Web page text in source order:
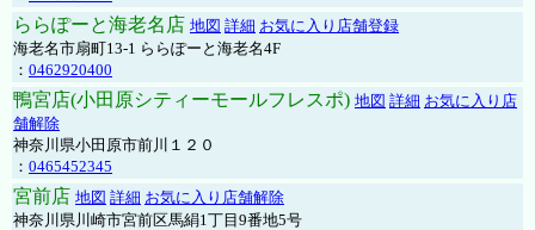
ららぽーと海老名店 地図 詳細 お気に入り店舗登録
海老名市扇町13-1 ららぽーと海老名4F
： 0462920400
鴨宮店(小田原シティーモールフレスポ) 地図 詳細 お気に入り店
舗解除
神奈川県小田原市前川１２０
： 0465452345
宮前店 地図 詳細 お気に入り店舗解除
神奈川県川崎市宮前区馬絹1丁目9番地5号